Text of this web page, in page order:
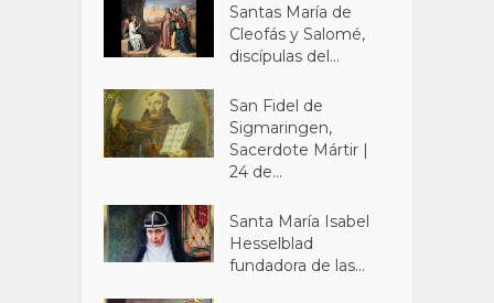
Santas María de
Cleofás y Salomé,
discípulas del...
San Fidel de
Sigmaringen,
Sacerdote Mártir |
24 de...
Santa María Isabel
Hesselblad
fundadora de las...